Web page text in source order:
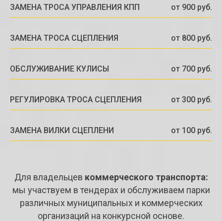
ЗАМЕНА ТРОСА УПРАВЛЕНИЯ КПП от 900 руб.
ЗАМЕНА ТРОСА СЦЕПЛЕНИЯ от 800 руб.
ОБСЛУЖИВАНИЕ КУЛИСЫ от 700 руб.
РЕГУЛИРОВКА ТРОСА СЦЕПЛЕНИЯ от 300 руб.
ЗАМЕНА ВИЛКИ СЦЕПЛЕНИ от 100 руб.
Для владельцев коммерческого транспорта:
мы участвуем в тендерах и обслуживаем парки
различных муниципальных и коммерческих
организаций на конкурсной основе.